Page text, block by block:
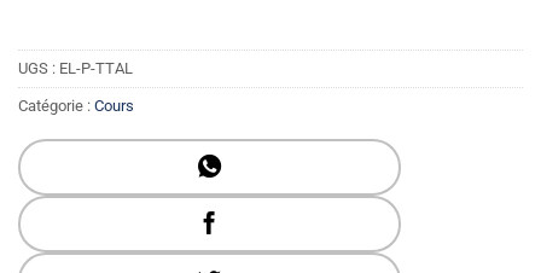
UGS : EL-P-TTAL
Catégorie : Cours